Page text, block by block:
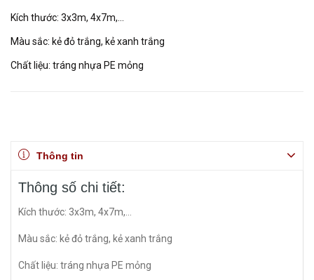
Kích thước: 3x3m, 4x7m,...
Màu sắc: kẻ đỏ trắng, kẻ xanh trắng
Chất liệu: tráng nhựa PE mỏng
Thông tin
Thông số chi tiết:
Kích thước: 3x3m, 4x7m,...
Màu sắc: kẻ đỏ trắng, kẻ xanh trắng
Chất liệu: tráng nhựa PE mỏng